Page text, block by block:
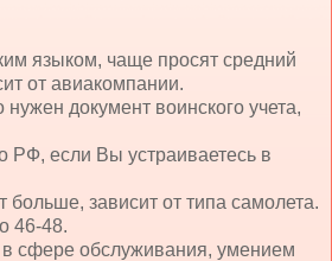
языком, чаще просят средний
от авиакомпании.
документ воинского учета,
РФ, если Вы устраиваетесь в
больше, зависит от типа самолета.
46-48.
сфере обслуживания, умением